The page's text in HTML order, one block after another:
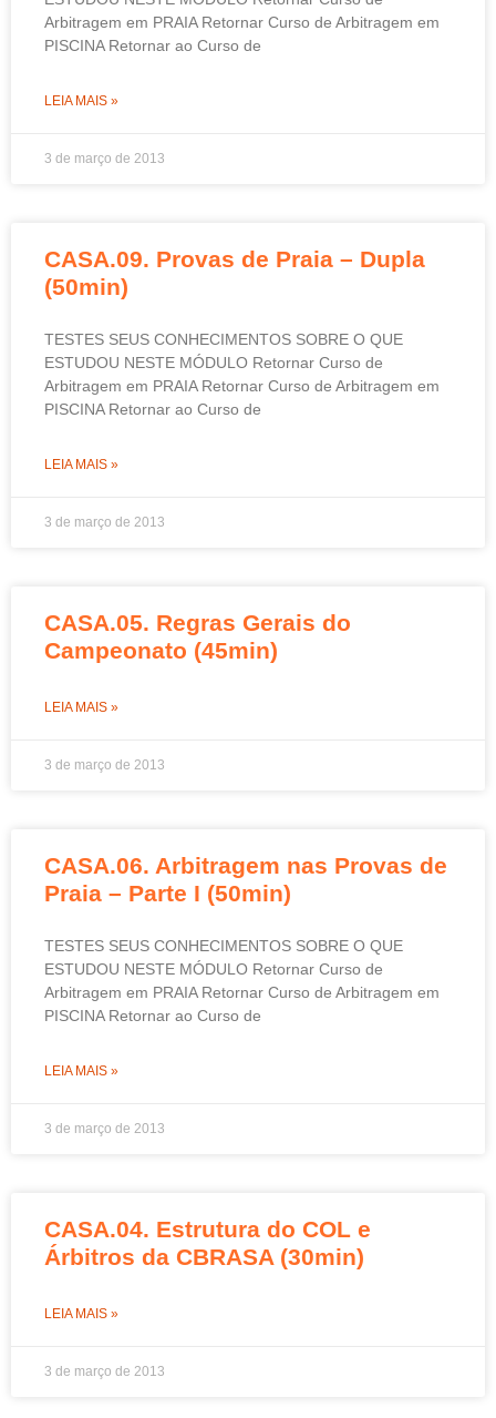
Arbitragem em PRAIA Retornar Curso de Arbitragem em
PISCINA Retornar ao Curso de
LEIA MAIS »
3 de março de 2013
CASA.09. Provas de Praia – Dupla
(50min)
TESTES SEUS CONHECIMENTOS SOBRE O QUE
ESTUDOU NESTE MÓDULO Retornar Curso de
Arbitragem em PRAIA Retornar Curso de Arbitragem em
PISCINA Retornar ao Curso de
LEIA MAIS »
3 de março de 2013
CASA.05. Regras Gerais do
Campeonato (45min)
LEIA MAIS »
3 de março de 2013
CASA.06. Arbitragem nas Provas de
Praia – Parte I (50min)
TESTES SEUS CONHECIMENTOS SOBRE O QUE
ESTUDOU NESTE MÓDULO Retornar Curso de
Arbitragem em PRAIA Retornar Curso de Arbitragem em
PISCINA Retornar ao Curso de
LEIA MAIS »
3 de março de 2013
CASA.04. Estrutura do COL e
Árbitros da CBRASA (30min)
LEIA MAIS »
3 de março de 2013